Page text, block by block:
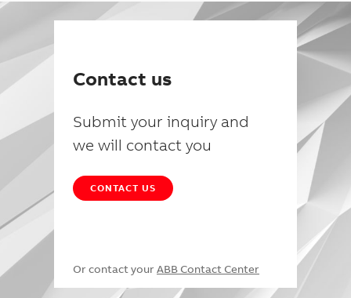
Contact us
Submit your inquiry and
we will contact you
CONTACT US
Or contact your ABB Contact Center